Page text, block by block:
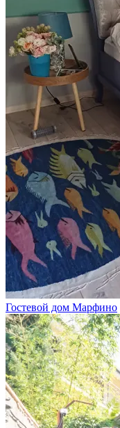
Гостевой дом Марфино